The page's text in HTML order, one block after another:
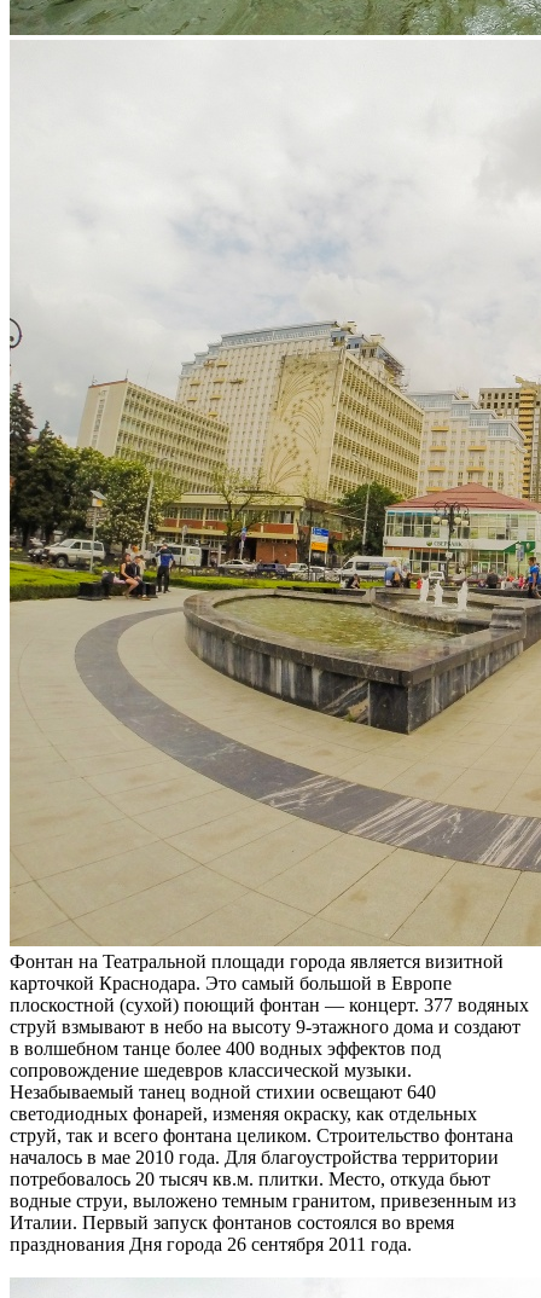
Фонтан на Театральной площади города является визитной
карточкой Краснодара. Это самый большой в Европе
плоскостной (сухой) поющий фонтан — концерт. 377 водяных
струй взмывают в небо на высоту 9-этажного дома и создают
в волшебном танце более 400 водных эффектов под
сопровождение шедевров классической музыки.
Незабываемый танец водной стихии освещают 640
светодиодных фонарей, изменяя окраску, как отдельных
струй, так и всего фонтана целиком. Строительство фонтана
началось в мае 2010 года. Для благоустройства территории
потребовалось 20 тысяч кв.м. плитки. Место, откуда бьют
водные струи, выложено темным гранитом, привезенным из
Италии. Первый запуск фонтанов состоялся во время
празднования Дня города 26 сентября 2011 года.